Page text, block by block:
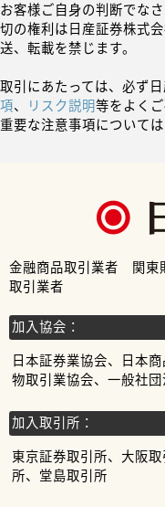
お客様ご自身の判断でな
切の権利は日産証券株式
送、転載を禁じます。
取引にあたっては、必ず
項、 リスク説明等をよくご
重要な注意事項については
金融商品取引業者 関東
取引業者
加入協会：
日本証券業協会、日本
物取引業協会、一般社
加入取引所：
東京証券取引所、大阪
所、堂島取引所